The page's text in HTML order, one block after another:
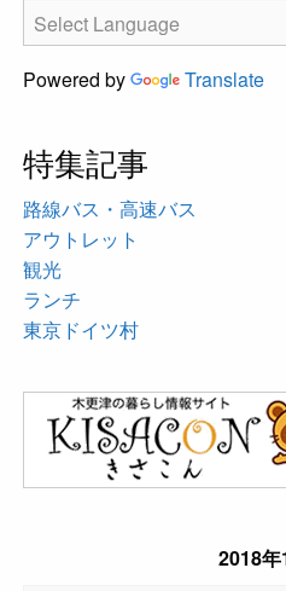
Powered by Translate
特集記事
路線バス・高速バス
アウトレット
観光
ランチ
東京ドイツ村
2018年